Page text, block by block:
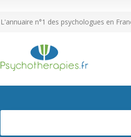
L'annuaire n°1 des psychologues en